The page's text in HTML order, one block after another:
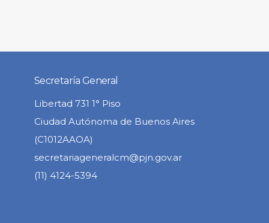
Secretaría General
Libertad 731 1° Piso
Ciudad Autónoma de Buenos Aires
(C1012AAOA)
secretariageneralcm@pjn.gov.ar
(11) 4124-5394